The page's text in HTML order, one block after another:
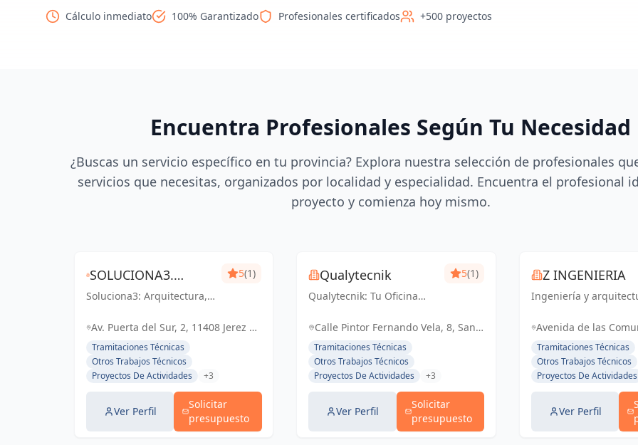
Cálculo inmediato
100% Garantizado Profesionales certificados +500 proyectos
Encuentra Profesionales Según Tu Necesidad
¿Buscas un servicio específico en tu provincia? Explora nuestra selección de profesionales
servicios que necesitas, organizados por localidad y especialidad. Encuentra el profesional
proyecto y comienza hoy mismo.
SOLUCIONA3.
ARQUITECTURA-
INGENIERÍA-
EFICIENCIA
ENERGÉTICA
Soluciona3: Arquitectura,
Energética. Soluciones
proyecto en Cádiz y Jerez
de la Frontera.
5(1)
Av. Puerta del Sur, 2, 11408 Jerez de
la Frontera, Cádiz, España, España
Tramitaciones Técnicas
Otros Trabajos Técnicos
Proyectos De Actividades
+3
Ver Perfil
Solicitar
presupuesto
Qualytecnik
Qualytecnik: Tu Oficina
provincia. Especializados
certificación energética y
proyectos de instalaciones.
Nuestro enfoqu...
5(1)
Calle Pintor Fernando Vela, 8, San
Fernando, España, España
Tramitaciones Técnicas
Otros Trabajos Técnicos
Proyectos De Actividades
+3
Ver Perfil
Solicitar
presupuesto
Z INGENIERIA
Ingeniería y
Jerez de la Frontera.
proyectos técnicos y
licencias de apertura.
Avenida de las
Jerez de la Frontera,
España
Tramitaciones Técnicas
Otros Trabajos Técnicos
Proyectos De Actividades
Ver Perfil